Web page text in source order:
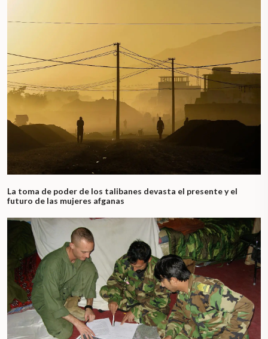
La toma de poder de los talibanes devasta el presente y el
futuro de las mujeres afganas